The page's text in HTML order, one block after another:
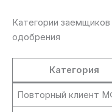
Категории
одобрения
Категория
Повторный клиент